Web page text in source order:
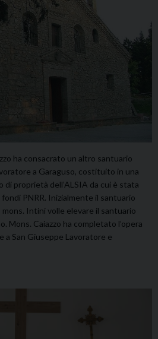
ha consacrato un altro santuario
a Garaguso, costituito in una
di proprietà dell’ALSIA da cui è stata
PNRR. Inizialmente il santuario
Intini volle elevare il santuario
Mons. Caiazzo ha completato l’opera
a San Giuseppe Lavoratore e